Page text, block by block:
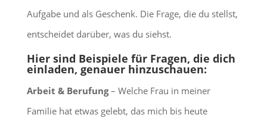
Aufgabe und als Geschenk. Die Frage, die du stellst,
entscheidet darüber, was du siehst.
Hier sind Beispiele für Fragen, die dich
einladen, genauer hinzuschauen:
Arbeit & Berufung– Welche Frau in meiner
Familie hat etwas gelebt, das mich bis heute